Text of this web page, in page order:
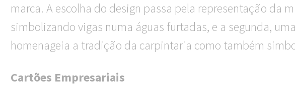
marca. A escolha do design passa pela representação da
simbolizando vigas numa águas furtadas, e a segunda,
homenageia a tradição da carpintaria como também
Cartões Empresariais